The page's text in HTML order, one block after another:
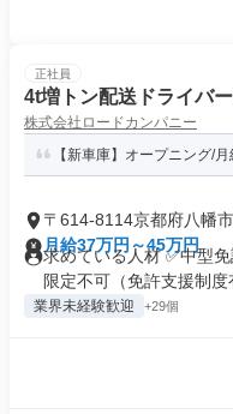
正社員
4t増トン配送ドライバ
株式会社ロードカンパニー
【新車庫】オープニング/
〒614-8114京都府八幡
月給37万円～45万円
求めている人材 ✅中型
限定不可（免許支援制度
業界未経験歓迎 +29個